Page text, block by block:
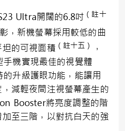
Ultra開闊的6.8吋 （註十
，新機螢幕採用較低的曲
的可視面積 （註十五）
，
機實現最佳的視覺體
升級護眼功能，能讓用
減輕夜間注視螢幕產生的
Booster將亮度調整的階
至三階，以對抗白天的強